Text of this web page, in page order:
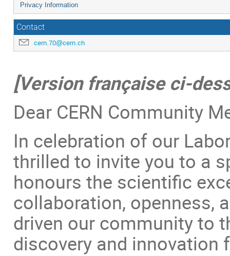
Privacy Information
Contact
cern.70@cern.ch
[Version française ci-
Dear CERN Community
In celebration of our
thrilled to invite you to a
honours the scientific
collaboration, openness,
driven our community to
discovery and innovation